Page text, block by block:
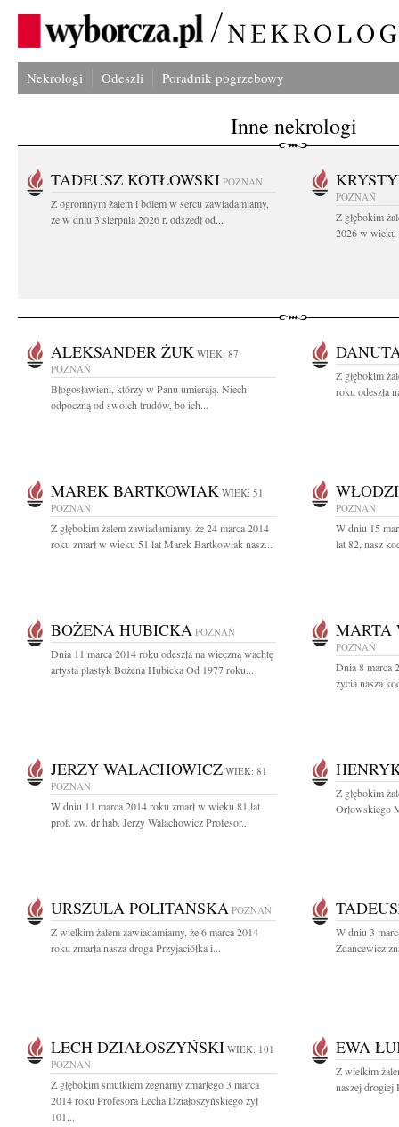
Nekrologi Odeszli Poradnik pogrzebowy
Inne nekrologi
TADEUSZ KOTŁOWSKI POZNAŃ
Z ogromnym żalem i bólem w sercu zawiadamiamy,
że w dniu 3 sierpnia 2026 r. odszedł od...
POZNAŃ
Z głębokim
2026 w wieku
ALEKSANDER ŻUK WIEK: 87
POZNAŃ
Błogosławieni, którzy w Panu umierają. Niech
odpoczną od swoich trudów, bo ich...
Z głębokim
roku odeszła
MAREK BARTKOWIAK WIEK: 51
POZNAŃ
Z głębokim żalem zawiadamiamy, że 24 marca 2014
roku zmarł w wieku 51 lat Marek Bartkowiak nasz...
POZNAŃ
W dniu 15
lat 82, nasz
BOŻENA HUBICKA POZNAŃ
Dnia 11 marca 2014 roku odeszła na wieczną wachtę
artysta plastyk Bożena Hubicka Od 1977 roku...
MARTA
POZNAŃ
Dnia 8 marca
życia nasza
JERZY WALACHOWICZ WIEK: 81
POZNAŃ
W dniu 11 marca 2014 roku zmarł w wieku 81 lat
prof. zw. dr hab. Jerzy Walachowicz Profesor...
Z głębokim
Orłowskiego
URSZULA POLITAŃSKA POZNAŃ
Z wielkim żalem zawiadamiamy, że 6 marca 2014
roku zmarła nasza droga Przyjaciółka i...
W dniu 3
Zdancewicz
LECH DZIAŁOSZYŃSKI WIEK: 101
POZNAŃ
Z głębokim smutkiem żegnamy zmarłego 3 marca
2014 roku Profesora Lecha Działoszyńskiego żył
101...
EWA
Z wielkim
naszej drogiej